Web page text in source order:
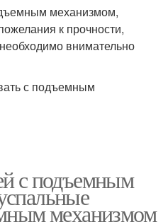
механизмом,
к прочности,
внимательно
с подъемным
с подъемным
механизмом